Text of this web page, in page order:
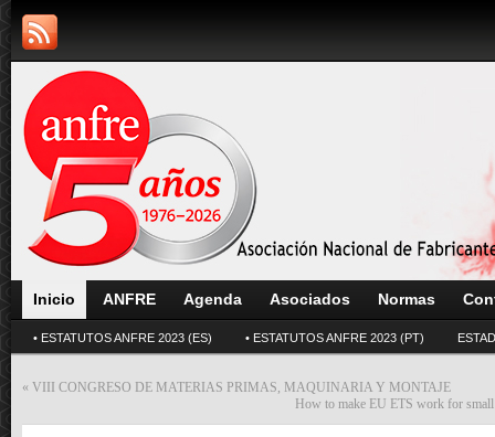
Inicio ANFRE Agenda Asociados Normas
• ESTATUTOS ANFRE 2023 (ES) • ESTATUTOS ANFRE 2023 (PT)
« VIII CONGRESO DE MATERIAS PRIMAS, MAQUINARIA Y MONTAJE
How to make EU ETS work for